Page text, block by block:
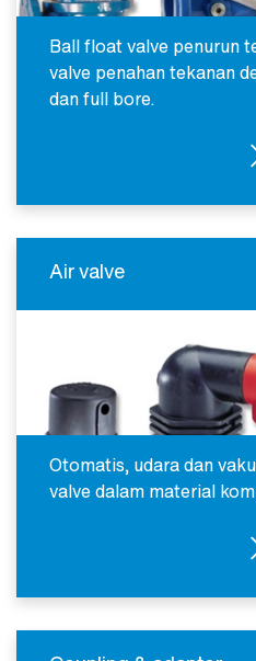
Ball float valve penurun
valve penahan tekanan
dan full bore.
Air valve
Otomatis, udara dan
valve dalam material